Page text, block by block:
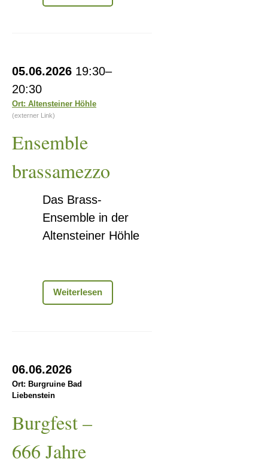
Burggang
05.06.2026 19:30–
20:30
Ort: Altensteiner Höhle
(externer Link)
Ensemble
brassamezzo
Das Brass-
Ensemble in der
Altensteiner Höhle
WeiterlesenEnsemble
brassamezzo
06.06.2026
Ort: Burgruine Bad
Liebenstein
Burgfest –
666 Jahre